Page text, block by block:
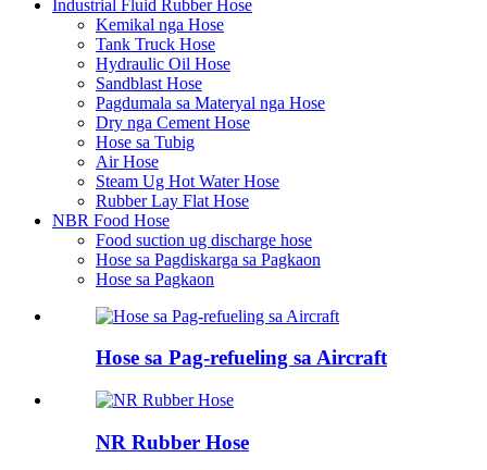
Industrial Fluid Rubber Hose
Kemikal nga Hose
Tank Truck Hose
Hydraulic Oil Hose
Sandblast Hose
Pagdumala sa Materyal nga Hose
Dry nga Cement Hose
Hose sa Tubig
Air Hose
Steam Ug Hot Water Hose
Rubber Lay Flat Hose
NBR Food Hose
Food suction ug discharge hose
Hose sa Pagdiskarga sa Pagkaon
Hose sa Pagkaon
Hose sa Pag-refueling sa Aircraft
NR Rubber Hose